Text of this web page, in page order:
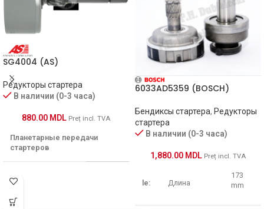
SG4004 (AS)
Редукторы стартера
В наличии (0-3 часа)
880.00 MDL Preț incl. TVA
Планетарные передачи
стартеров
O.D.2 [ mm ]
6033AD5359 (BOSCH)
Бендиксы стартера, Редукторы
стартера
В наличии (0-3 часа)
1,880.00 MDL Preț incl. TVA
le: Длина
173
mm